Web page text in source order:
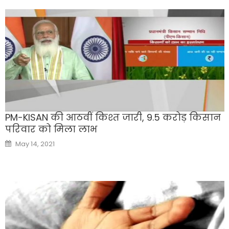
PM-KISAN की आठवीं किश्त जारी, 9.5 करोड़ किसान
परिवार को मिला लाभ
Posted
on
May 14, 2021